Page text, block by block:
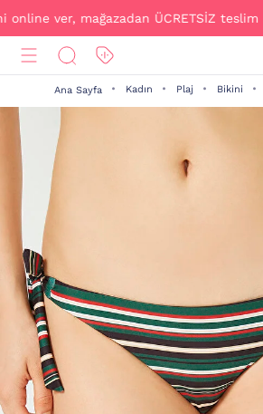
mağazadan ÜCRETSİZ teslim al!
Ana Sayfa Kadın Plaj Bikini